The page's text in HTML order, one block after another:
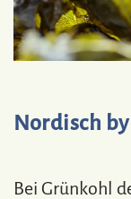
Nordisch
Bei Grünkohl